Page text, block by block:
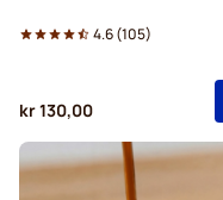
4.6(105)
kr 130,00